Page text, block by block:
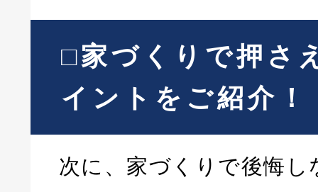
□家づくりで押さ
イントをご紹介！
次に、家づくりで後悔